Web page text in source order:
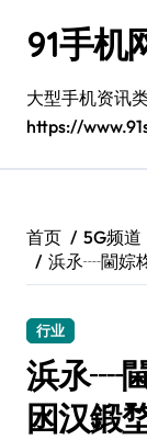
91手机
大型手机资讯
https://
首页 5G频道
浜氶┈閫婃
行业
浜氶┈
囦汉鍛